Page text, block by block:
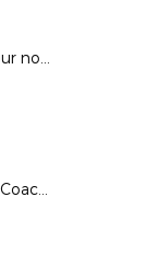
Week-end inoubliable pour nos Bénévoles
Formations IR2F - Le DF Coach Seniors (Mathieu HUITRIC, Typhaine COCHON et Redha FRESNEAU)